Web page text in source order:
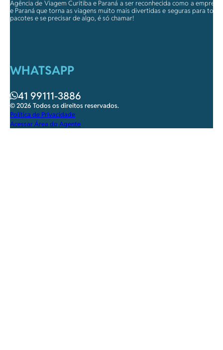
Agência de Viagem Curitiba e Paraná a ser reconhecida como a
e Paraná que torna as viagens muito mais divertidas e seguras para
pacotes e se precisar de algo, é só chamar!
WHATSAPP
41 99111-3886
© 2026 Todos os direitos reservados.
Política de Privacidade
Acessar Área do Agente